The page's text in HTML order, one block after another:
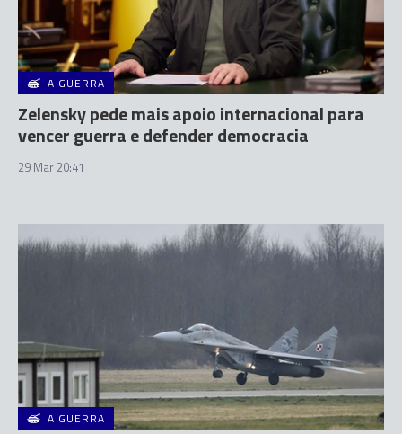
A GUERRA
Zelensky pede mais apoio internacional para
vencer guerra e defender democracia
29 Mar 20:41
A GUERRA